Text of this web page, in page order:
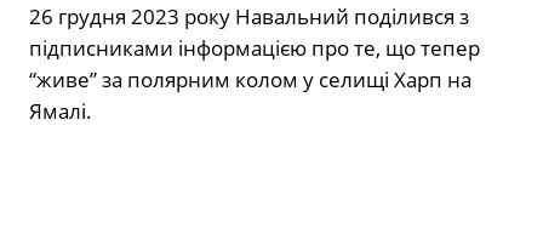
26 грудня 2023 року Навальний поділився з
підписниками інформацією про те, що тепер
“живе” за полярним колом у селищі Харп на
Ямалі.